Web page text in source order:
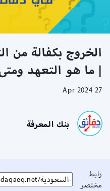
الخروج بكفالة من
| ما هو التعهد
27 Apr 2024
بنك المعرفة
رابط
مختصر